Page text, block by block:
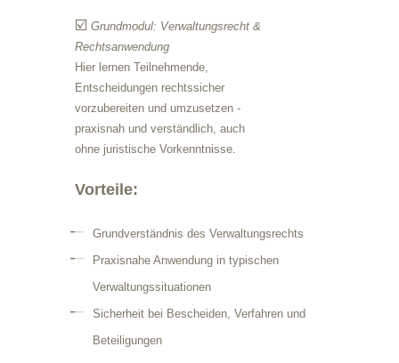
☑️ Grundmodul: Verwaltungsrecht &
Rechtsanwendung
Hier lernen Teilnehmende,
Entscheidungen rechtssicher
vorzubereiten und umzusetzen -
praxisnah und verständlich, auch
ohne juristische Vorkenntnisse.
Vorteile:
Grundverständnis des Verwaltungsrechts
Praxisnahe Anwendung in typischen
Verwaltungssituationen
Sicherheit bei Bescheiden, Verfahren und
Beteiligungen